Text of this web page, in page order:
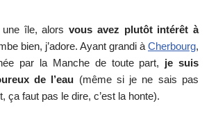
une île, alors vous avez plutôt intérêt à
bien, j’adore. Ayant grandi à Cherbourg,
par la Manche de toute part, je suis
de l’eau (même si je ne sais pas
ça faut pas le dire, c’est la honte).